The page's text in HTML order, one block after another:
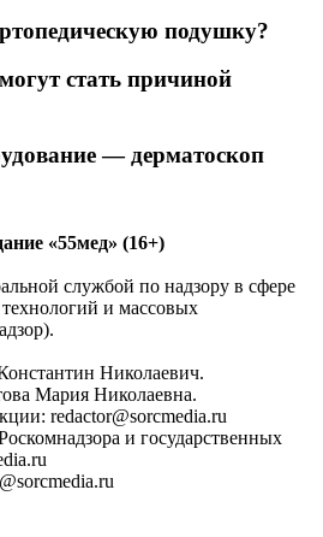
подушку?
стать причиной
— дерматоскоп
«55мед» (16+)
службой по надзору в сфере
и массовых
Николаевич.
Мария Николаевна.
redactor@sorcmedia.ru
и государственных